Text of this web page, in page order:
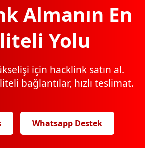
Almanın En
Yolu
için hacklink satın al.
bağlantılar, hızlı teslimat.
Whatsapp Destek